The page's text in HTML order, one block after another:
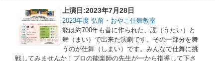
上演日:2023年7月28日
2023年度 弘前・おやこ仕舞教室
能は約700年も昔に作られた、謡（うたい）と
舞（まい）で出来た演劇です。その一部分を舞
うのが仕舞（しまい）です。みんなで仕舞に挑
戦してみませんか！プロの能楽師の先生が一から指導して下さ